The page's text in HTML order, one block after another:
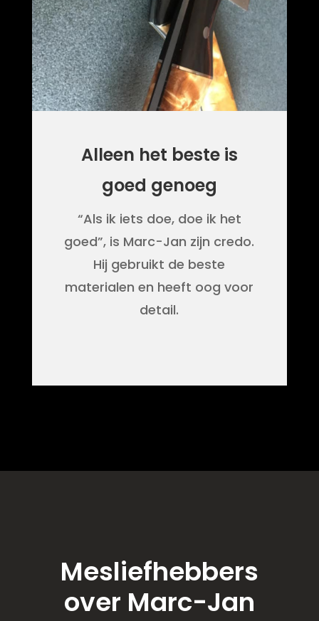
Alleen het beste is
goed genoeg
“Als ik iets doe, doe ik het
goed”, is Marc-Jan zijn credo.
Hij gebruikt de beste
materialen en heeft oog voor
detail.
Mesliefhebbers
over Marc-Jan